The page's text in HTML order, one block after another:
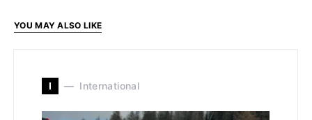
YOU MAY ALSO LIKE
I International